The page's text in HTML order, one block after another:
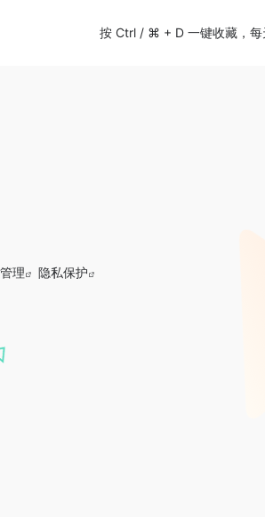
按 Ctrl / ⌘ + D 一键收藏，每
理 隐私保护